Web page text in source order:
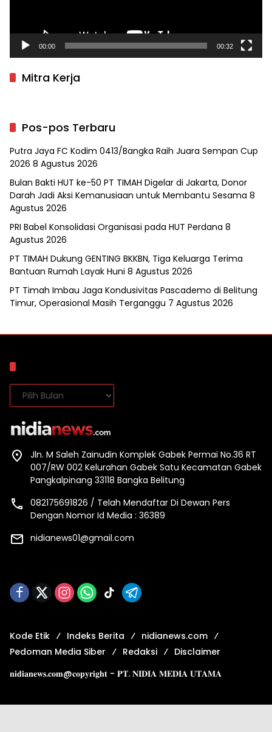
00:00 00:32
Mitra Kerja
Pos-pos Terbaru
Putra Jaya FC Kodim 0413/Bangka Raih Juara Sempan Cup
2026 8 Agustus 2026
Bulan Bakti HUT ke-50 PT TIMAH Digelar di Jakarta, Donor
Darah Jadi Aksi Kemanusiaan untuk Membantu Sesama 8
Agustus 2026
PRI Babel Konsolidasi Organisasi pada HUT Perdana 8
Agustus 2026
PT TIMAH Dukung GENTING BKKBN, Tiga Keluarga Terima
Bantuan Rumah Layak Huni 8 Agustus 2026
PT Timah Imbau Jaga Kondusivitas Pascademo di Belitung
Timur, Operasional Masih Terganggu 7 Agustus 2026
Arsip
Jln. M Saleh Zainudin Komplek Gabek Permai No.36 RT
007/RW 002 Kelurahan Gabek Satu Kecamatan Gabek
Pangkalpinang 33118 Bangka Belitung
082175691826 / Telah Mendaftar Di Dewan Pers
Dengan Nomor Id Media : 36389
nidianews01@gmail.com
Kode Etik Indeks Berita
nidianews.com
Pedoman Media Siber
Redaksi
Disclaimer
𝐧𝐢𝐝𝐢𝐚𝐧𝐞𝐰𝐬.𝐜𝐨𝐦@𝐜𝐨𝐩𝐲𝐫𝐢𝐠𝐡𝐭 - 𝐏𝐓. 𝐍𝐈𝐃𝐈𝐀 𝐌𝐄𝐃𝐈𝐀 𝐔𝐓𝐀𝐌𝐀